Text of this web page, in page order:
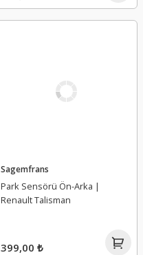
Sagemfrans
Park Sensörü Ön-Arka |
Renault Talisman
399,00 ₺